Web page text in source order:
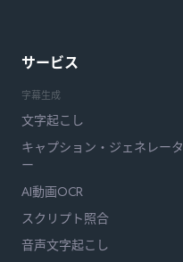
サービス
字幕生成
文字起こし
キャプション・ジェネレータ
ー
AI動画OCR
スクリプト照合
音声文字起こし